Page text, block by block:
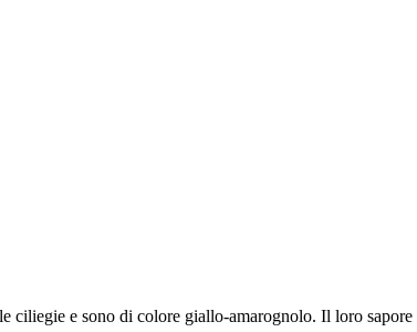
e sono di colore giallo-amarognolo. Il loro